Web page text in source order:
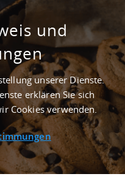
und
unserer Dienste.
erklären Sie sich
Cookies verwenden.